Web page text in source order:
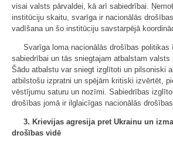
visai valsts pārvaldei, kā arī sabiedrībai.
institūciju skaitu, svarīga ir nacionālās
vadīšana un šo institūciju savstarpējā
Svarīga loma nacionālās drošības politikas
sabiedrībai un tās sniegtajam atbalstam valsts
Šādu atbalstu var sniegt izglītoti un pilsoniski
atbilstošu izpratni un spējām kritiski izvērtēt,
vēstījumu saturu un nozīmi. Sabiedrības
drošības jomā ir ilglaicīgas nacionālās
3. Krievijas agresija pret Ukrainu un
drošības vidē